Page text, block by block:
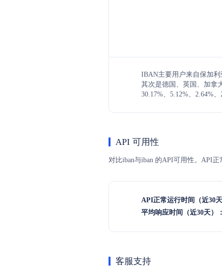
IBAN主要用户来自保加
其次是德国、英国、加拿
30.17%、5.12%、2.64%
API 可用性
对比iban与iban 的API可用性。API
API正常运行时间（近30
平均响应时间（近30天）
客服支持